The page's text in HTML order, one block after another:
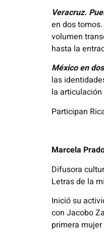
Veracruz.
en dos
volumen
hasta la
México en
las
la
Participan
Marcela
Difusora
Letras de la
Inició su
con Jacobo
primera